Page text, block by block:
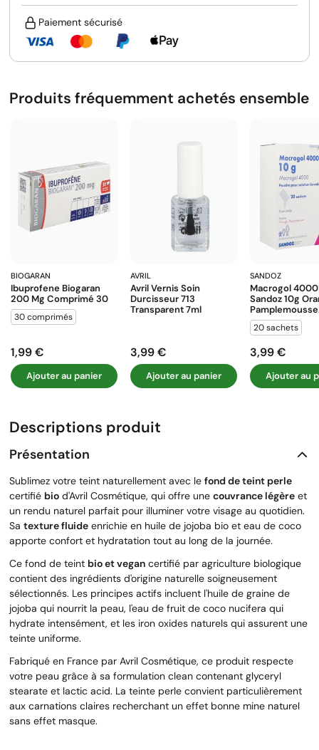
Paiement sécurisé
Produits fréquemment achetés ensemble
BIOGARAN
Ibuprofene Biogaran
200 Mg Comprimé 30
30 comprimés
Prix
1,99 €
Ajouter au panier
AVRIL
Avril Vernis Soin
Durcisseur 713
Transparent 7ml
Prix
3,99 €
Ajouter au panier
SANDOZ
Macrogol
Sandoz 10g
20 sachets
Prix
3,99 €
Ajouter au
Descriptions produit
Présentation
Sublimez votre teint naturellement avec le fond de teint perle
certifié bio d'Avril Cosmétique, qui offre une couvrance légère et
un rendu naturel parfait pour illuminer votre visage au quotidien.
Sa texture fluide enrichie en huile de jojoba bio et eau de coco
apporte confort et hydratation tout au long de la journée.
Ce fond de teint bio et vegan certifié par agriculture biologique
contient des ingrédients d'origine naturelle soigneusement
sélectionnés. Les principes actifs incluent l'huile de graine de
jojoba qui nourrit la peau, l'eau de fruit de coco nucifera qui
hydrate intensément, et les iron oxides naturels qui assurent une
teinte uniforme.
Fabriqué en France par Avril Cosmétique, ce produit respecte
votre peau grâce à sa formulation clean contenant glyceryl
stearate et lactic acid. La teinte perle convient particulièrement
aux carnations claires recherchant un effet bonne mine naturel
sans effet masque.